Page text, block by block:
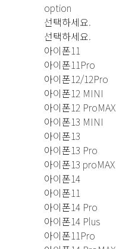
option
선택하세요.
선택하세요.
아이폰11
아이폰11Pro
아이폰12/12Pro
아이폰12 MINI
아이폰12 ProMAX
아이폰13 MINI
아이폰13
아이폰13 Pro
아이폰13 proMAX
아이폰14
아이폰11
아이폰14 Pro
아이폰14 Plus
아이폰11Pro